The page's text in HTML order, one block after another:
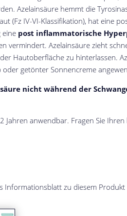
Azelainsäure hemmt die
(Fz IV-VI-Klassifikation), hat eine
einepost inflammatorische
vermindert. Azelainsäure zieht
Hautoberfläche zu hinterlassen.
getönter Sonnencreme
nicht während der
Jahren anwendbar. Fragen Sie
Informationsblatt zu diesem